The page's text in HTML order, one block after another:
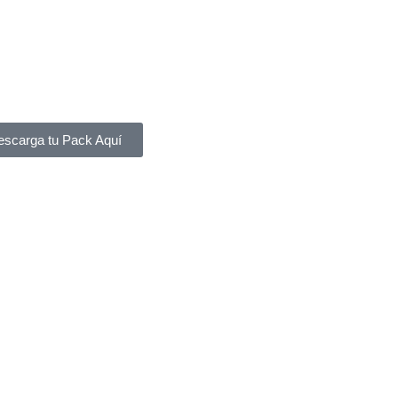
tu Pack Aquí